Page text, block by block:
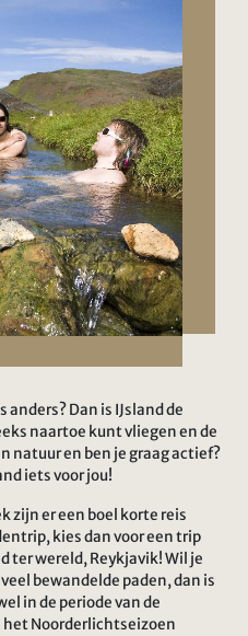
Dan is IJsland de
naartoe kunt vliegen en de
natuur en ben je graag actief?
iets voor jou!
zijn er een boel korte reis
kies dan voor een trip
ter wereld, Reykjavik! Wil je
bewandelde paden, dan is
in de periode van de
Noorderlichtseizoen